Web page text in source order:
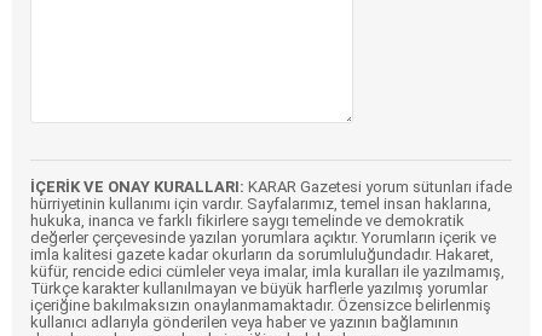
İÇERİK VE ONAY KURALLARI: KARAR Gazetesi yorum sütunları ifade
hürriyetinin kullanımı için vardır. Sayfalarımız, temel insan haklarına,
hukuka, inanca ve farklı fikirlere saygı temelinde ve demokratik
değerler çerçevesinde yazılan yorumlara açıktır. Yorumların içerik ve
imla kalitesi gazete kadar okurların da sorumluluğundadır. Hakaret,
küfür, rencide edici cümleler veya imalar, imla kuralları ile yazılmamış,
Türkçe karakter kullanılmayan ve büyük harflerle yazılmış yorumlar
içeriğine bakılmaksızın onaylanmamaktadır. Özensizce belirlenmiş
kullanıcı adlarıyla gönderilen veya haber ve yazının bağlamının